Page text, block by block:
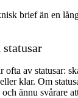
brief än en
ofta av statusar:
klar. Om
ännu svårare